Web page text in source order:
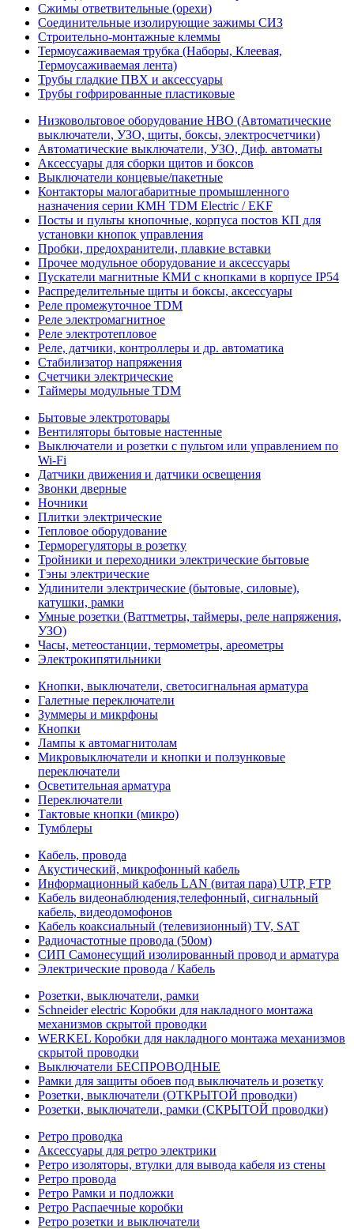
Сжимы ответвительные (орехи)
Соединительные изолирующие зажимы СИЗ
Строительно-монтажные клеммы
Термоусаживаемая трубка (Наборы, Клеевая,
Термоусаживаемая лента)
Трубы гладкие ПВХ и аксессуары
Трубы гофрированные пластиковые
Низковольтовое оборудование НВО (Автоматические
выключатели, УЗО, щиты, боксы, электросчетчики)
Автоматические выключатели, УЗО, Диф. автоматы
Аксессуары для сборки щитов и боксов
Выключатели концевые/пакетные
Контакторы малогабаритные промышленного
назначения серии КМН TDM Electric / EKF
Посты и пульты кнопочные, корпуса постов КП для
установки кнопок управления
Пробки, предохранители, плавкие вставки
Прочее модульное оборудование и аксессуары
Пускатели магнитные КМИ с кнопками в корпусе IP54
Распределительные щиты и боксы, аксессуары
Реле промежуточное TDM
Реле электромагнитное
Реле электротепловое
Реле, датчики, контроллеры и др. автоматика
Стабилизатор напряжения
Счетчики электрические
Таймеры модульные TDM
Бытовые электротовары
Вентиляторы бытовые настенные
Выключатели и розетки с пультом или управлением по
Wi-Fi
Датчики движения и датчики освещения
Звонки дверные
Ночники
Плитки электрические
Тепловое оборудование
Терморегуляторы в розетку
Тройники и переходники электрические бытовые
Тэны электрические
Удлинители электрические (бытовые, силовые),
катушки, рамки
Умные розетки (Ваттметры, таймеры, реле напряжения,
УЗО)
Часы, метеостанции, термометры, ареометры
Электрокипятильники
Кнопки, выключатели, светосигнальная арматура
Галетные переключатели
Зуммеры и микрфоны
Кнопки
Лампы к автомагнитолам
Микровыключатели и кнопки и ползунковые
переключатели
Осветительная арматура
Переключатели
Тактовые кнопки (микро)
Тумблеры
Кабель, провода
Акустический, микрофонный кабель
Информационный кабель LAN (витая пара) UTP, FTP
Кабель видеонаблюдения,телефонный, сигнальный
кабель, видеодомофонов
Кабель коаксиальный (телевизионный) TV, SAT
Радиочастотные провода (50ом)
СИП Самонесущий изолированный провод и арматура
Электрические провода / Кабель
Розетки, выключатели, рамки
Schneider electric Коробки для накладного монтажа
механизмов скрытой проводки
WERKEL Коробки для накладного монтажа механизмов
скрытой проводки
Выключатели БЕСПРОВОДНЫЕ
Рамки для защиты обоев под выключатель и розетку
Розетки, выключатели (ОТКРЫТОЙ проводки)
Розетки, выключатели, рамки (СКРЫТОЙ проводки)
Ретро проводка
Аксессуары для ретро электрики
Ретро изоляторы, втулки для вывода кабеля из стены
Ретро провода
Ретро Рамки и подложки
Ретро Распаечные коробки
Ретро розетки и выключатели